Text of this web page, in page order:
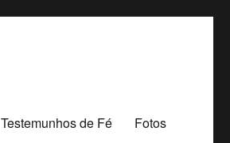
Testemunhos de Fé Fotos